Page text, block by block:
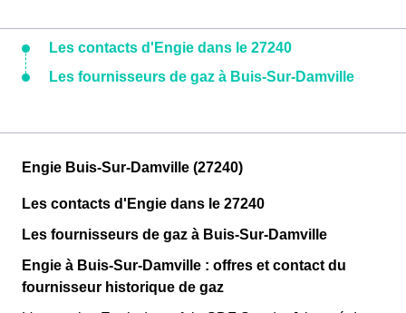
Les contacts d'Engie dans le 27240
Les fournisseurs de gaz à Buis-Sur-Damville
Engie Buis-Sur-Damville (27240)
Les contacts d'Engie dans le 27240
Les fournisseurs de gaz à Buis-Sur-Damville
Engie à Buis-Sur-Damville : offres et contact du
fournisseur historique de gaz